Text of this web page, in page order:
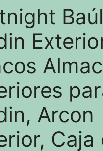
Baúl
Arcon
Caja